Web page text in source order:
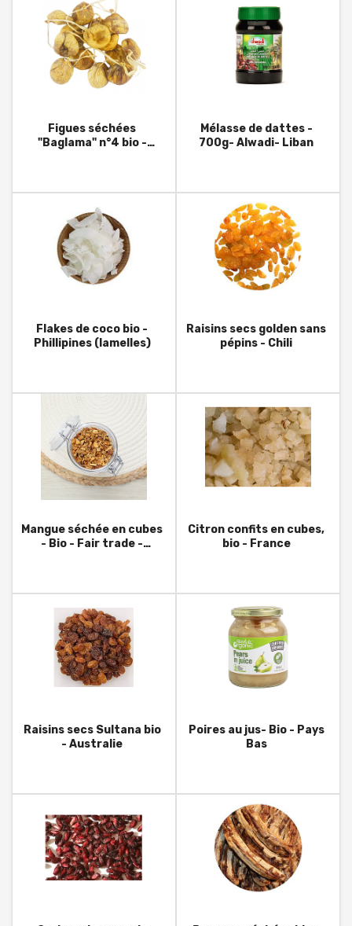
Figues séchées
"Baglama" n°4 bio -
Mélasse de dattes -
700g- Alwadi- Liban
Flakes de coco bio -
Phillipines (lamelles)
Raisins secs golden sans
pépins - Chili
Mangue séchée en cubes
- Bio - Fair trade -
Citron confits en cubes,
bio - France
Raisins secs Sultana bio
- Australie
Poires au jus- Bio - Pays
Bas